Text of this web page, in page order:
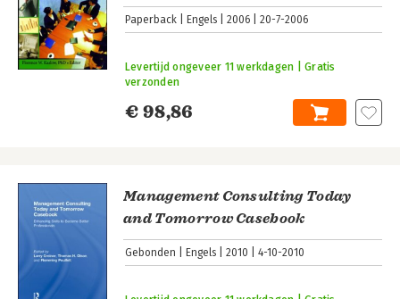
Paperback Engels 2006 20-7-2006
€ 98,86
Levertijd ongeveer 11 werkdagen | Gratis
verzonden
Management Consulting Today
and Tomorrow Casebook
Gebonden Engels 2010 4-10-2010